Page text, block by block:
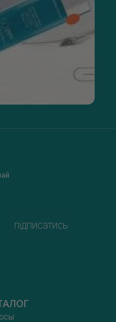
підписатись